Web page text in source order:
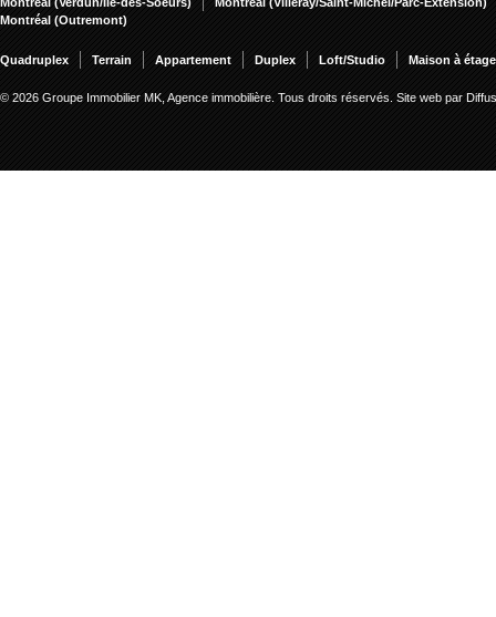
Montréal (Outremont)
Quadruplex Terrain Appartement Duplex Loft/Studio Maison à
© 2026 Groupe Immobilier MK, Agence immobilière. Tous droits réservés. Site web par